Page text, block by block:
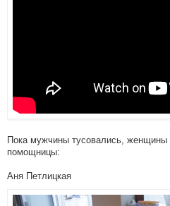
Пока мужчины тусовались,
помощницы:
Аня Петлицкая